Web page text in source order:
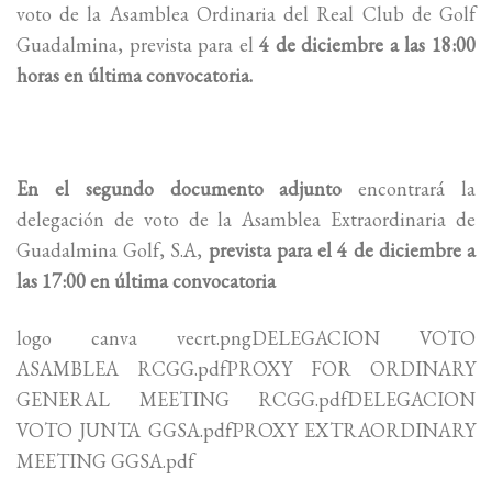
voto de la Asamblea Ordinaria del Real Club de Golf
Guadalmina, prevista para el4 de diciembre a las 18:00
horas en última convocatoria.
En el segundo documento adjunto encontrará la
delegación de voto de la Asamblea Extraordinaria de
Guadalmina Golf, S.A, prevista para el 4 de diciembre a
las 17:00 en última convocatoria
logo canva vecrt.pngDELEGACION VOTO
ASAMBLEA RCGG.pdfPROXY FOR ORDINARY
GENERAL MEETING RCGG.pdfDELEGACION
VOTO JUNTA GGSA.pdfPROXY EXTRAORDINARY
MEETING GGSA.pdf